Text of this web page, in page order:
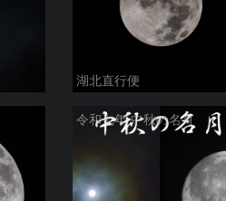
湖北直行便
令和七年 中秋の名月